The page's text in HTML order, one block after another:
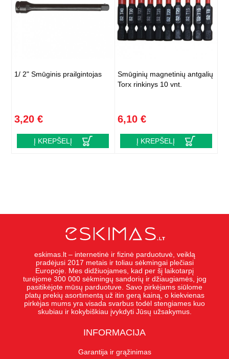
1/ 2" Smūginis prailgintojas
3,20 €
Į KREPŠELĮ
Smūginių magnetinių antgalių
Torx rinkinys 10 vnt.
6,10 €
Į KREPŠELĮ
eskimas.lt – internetinė ir fizinė parduotuvė, veiklą
pradėjusi 2017 metais ir toliau sėkmingai plečiasi
Europoje. Mes didžiuojames, kad per šį laikotarpį
turėjome 300 000 sėkmingų sandorių ir džiaugiamės, jog
pasitikėjote mūsų parduotuve. Savo pirkėjams siūlome
platų prekių asortimentą už itin gerą kainą, o kiekvienas
pirkėjas mums yra visada svarbus todėl stengiames kuo
skubiau ir kokybiškiau įvykdyti Jūsų užsakymus.
INFORMACIJA
Garantija ir grąžinimas